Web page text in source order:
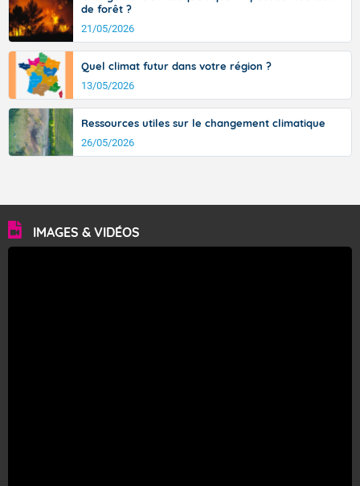
de forêt ?
21/05/2026
Quel climat futur dans votre région ?
13/05/2026
Ressources utiles sur le changement climatique
26/05/2026
IMAGES & VIDÉOS